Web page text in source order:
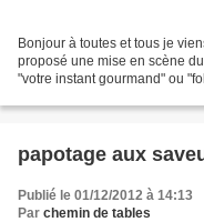
Bonjour à toutes et tous je
proposé une mise en scène
"votre instant gourmand" ou
papotage aux
Publié le 01/12/2012 à 14:13
Par chemin de tables